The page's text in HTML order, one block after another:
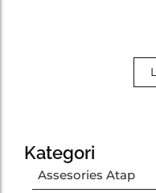
Kategori
Assesories Atap